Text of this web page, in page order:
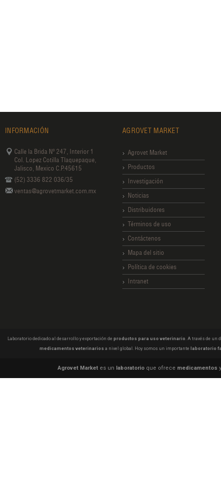
INFORMACIÓN
Calle la Brida Nº 247, Interior 1
Col. Lopez Cotilla Tlaquepaque,
Jalisco, Mexico C.P.45615
(52) 3336 822 036/35
ventas@agrovetmarket.com.mx
AGROVET MARKET
Agrovet Market
Productos
Investigación
Noticias
Distribuidores
Términos de uso
Contáctenos
Mapa del sitio
Política de cookies
Intranet
Laboratorio dedicado al desarrollo y exportación de productos para uso veterinario . A través de un
medicamentos veterinarios a nivel global. Hoy somos un importante laboratorio
Agrovet Market es un laboratorio que ofrece medicamentos